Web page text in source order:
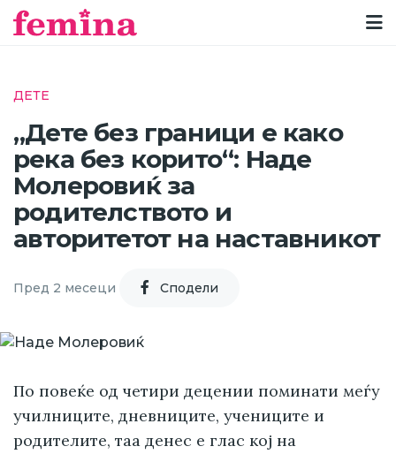
ДЕТЕ
„Дете без граници е како
река без корито“: Наде
Молеровиќ за
родителството и
авторитетот на наставникот
Пред 2 месеци Cподели
По повеќе од четири децении поминати меѓу
училниците, дневниците, учениците и
родителите, таа денес е глас кој на